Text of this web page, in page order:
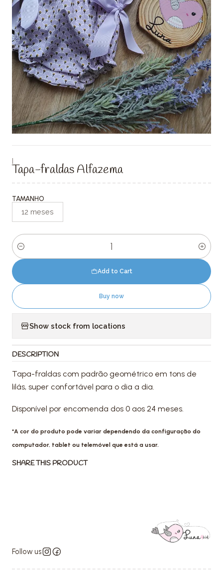
|
Tapa-fraldas Alfazema
TAMANHO
12 meses
Quantity
Add to Cart
Buy now
Show stock from locations
DESCRIPTION
Tapa-fraldas com padrão geométrico em tons de
lilás, super confortável para o dia a dia.
Disponível por encomenda dos 0 aos 24 meses.
*A cor do produto pode variar dependendo da configuração do
computador, tablet ou telemóvel que está a usar.
SHARE THIS PRODUCT
Follow us